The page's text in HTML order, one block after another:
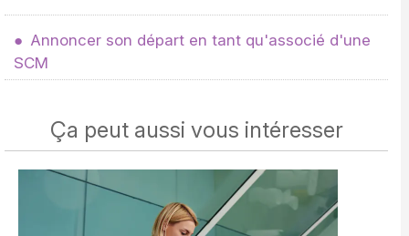
Annoncer son départ en tant qu'associé d'une
SCM
Ça peut aussi vous intéresser